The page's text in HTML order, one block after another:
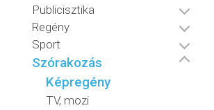
Publicisztika
Regény
Sport
Szórakozás
Képregény
TV, mozi